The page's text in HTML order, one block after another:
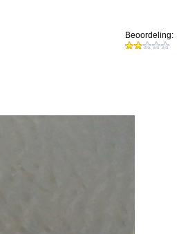
Beoordeling: